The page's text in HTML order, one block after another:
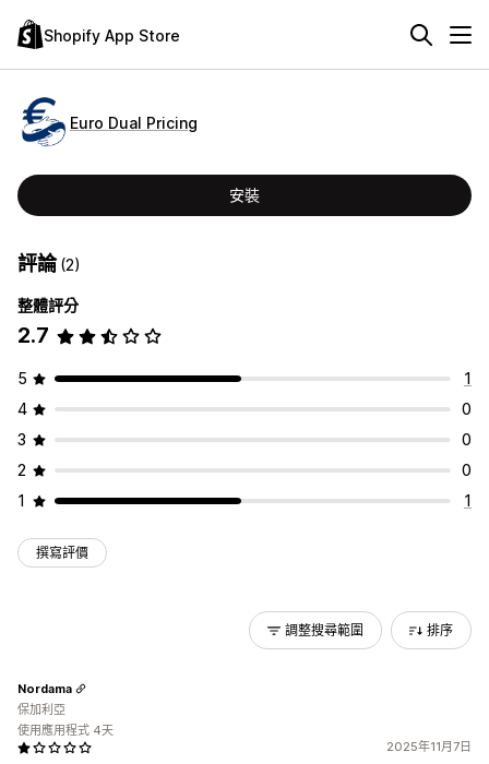
Shopify App Store
Euro Dual Pricing
安裝
評論(2)
整體評分
2.7
5
1
4
0
3
0
2
0
1
1
撰寫評價
調整搜尋範圍 排序
2025年11月7日
Nordama
保加利亞
使用應用程式 4天